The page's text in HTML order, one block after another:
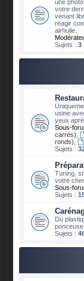
une
votre
venant
réagir
airhuile.
Sujets :3
usine
yeux
Sous-
carrés)
ronds)
Sujets :
Tuning,
votre
Sous-
Sujets :
Du
Sujets :